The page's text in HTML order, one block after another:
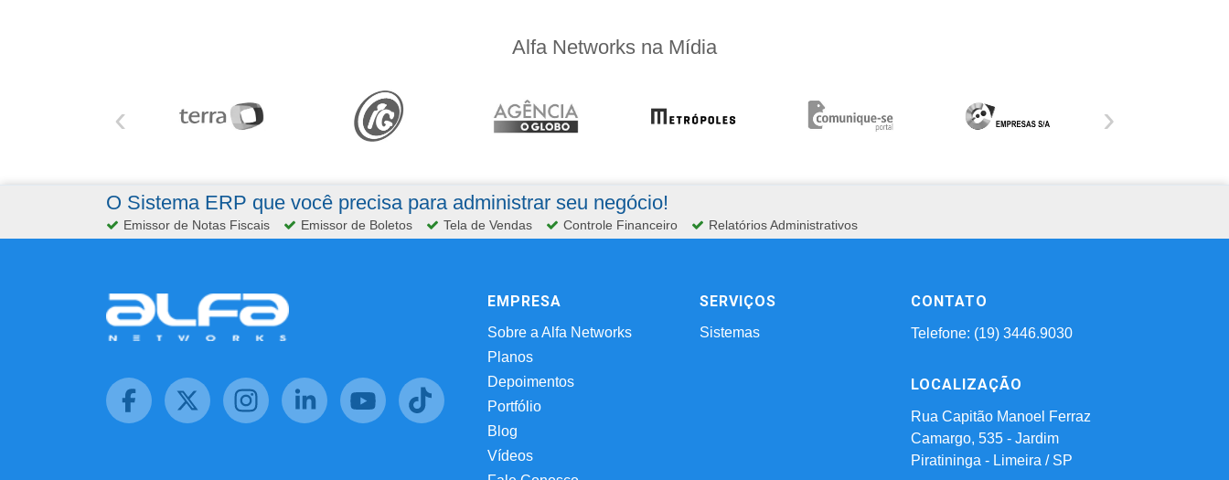
Alfa Networks na Mídia
‹ ›
O Sistema ERP que você precisa para administrar seu negócio!
Emissor de Notas Fiscais Emissor de Boletos Tela de Vendas Controle Financeiro Relatórios Administrativos
EMPRESA
Sobre a Alfa Networks
Planos
Depoimentos
Portfólio
Blog
Vídeos
SERVIÇOS
Sistemas
CONTATO
Telefone: (19) 3446.9030
LOCALIZAÇÃO
Rua Capitão Manoel Ferraz
Camargo, 535 - Jardim
Piratininga - Limeira / SP